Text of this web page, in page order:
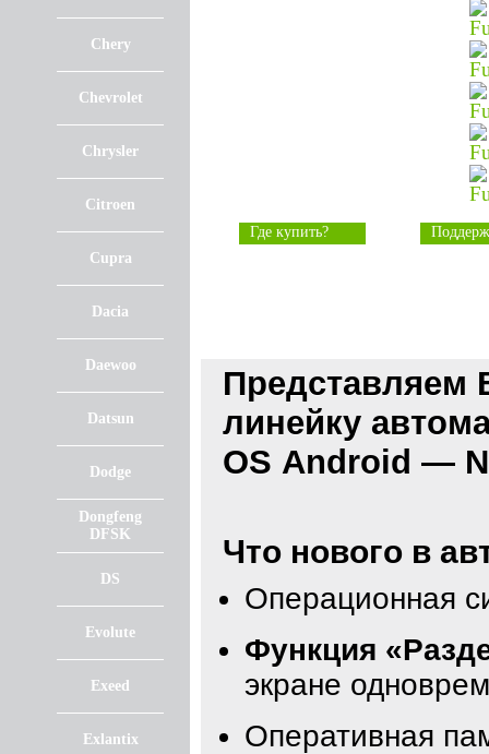
Chery
Chevrolet
Chrysler
Citroen
Cupra
Dacia
Daewoo
Datsun
Dodge
Dongfeng
DFSK
DS
Evolute
Exeed
Exlantix
Где купить?
линейку
OS Android —
Что нового в
Операционная
Функция
экране
Оперативная